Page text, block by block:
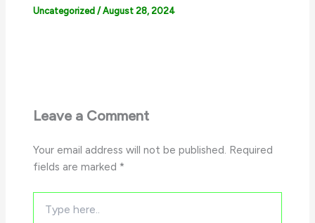
Uncategorized /August 28, 2024
Leave a Comment
Your email address will not be published. Required
fields are marked*
here..